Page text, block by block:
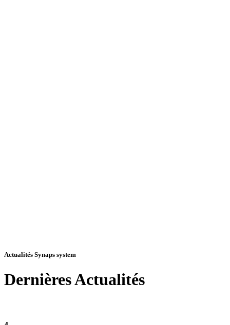
Actualités Synaps system
DernièresActualités